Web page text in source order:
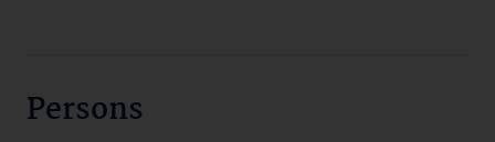
Persons